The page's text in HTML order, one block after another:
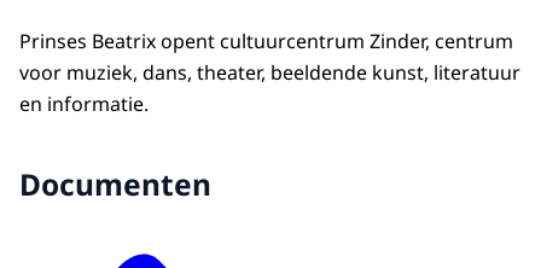
Prinses Beatrix opent cultuurcentrum Zinder, centrum
voor muziek, dans, theater, beeldende kunst, literatuur
en informatie.
Documenten